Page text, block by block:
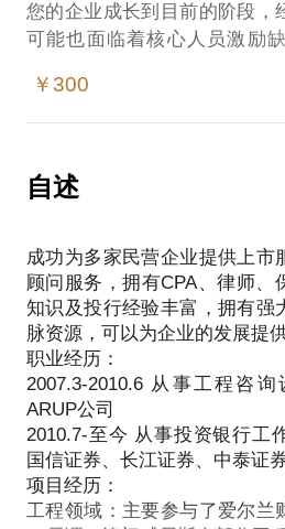
您的企业成长到目前的阶段，
可能也面临着核心人员激励
问题，以目前企业的经营现
我们的话题可以包括如下几点：
您的公司是否适合在A股上市？
些？
A股上市的优缺点如何分析？
￥300
自述
成功为多家民营企业提供上市
顾问服务，拥有CPA、律师、
知识及投行经验丰富，拥有强
脉资源，可以为企业的发展提
职业经历：
2007.3-2010.6 从事工程咨
ARUP公司
2010.7-至今 从事投资银行工
国信证券、长江证券、中泰证
项目经历：
工程领域：主要参与了爱尔兰